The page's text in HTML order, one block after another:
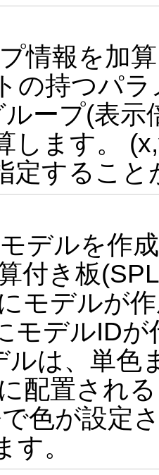
情報を加算
の持つパ
ープ(表示
します。
定すること
デルを作成
付き板
モデルが
モデルID
ルは、単色
配置され
色が設定
。